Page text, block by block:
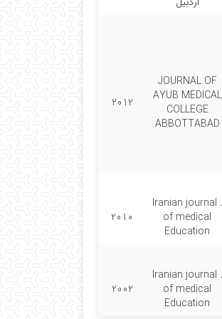
باشد).
JOURNAL OF
AYUB MEDICAL
COLLEGE
ABBOTTABAD
2012
. Iranian journal
of medical
Education
2010
. Iranian journal
of medical
Education
2002